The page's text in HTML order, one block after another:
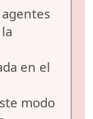
en el
modo